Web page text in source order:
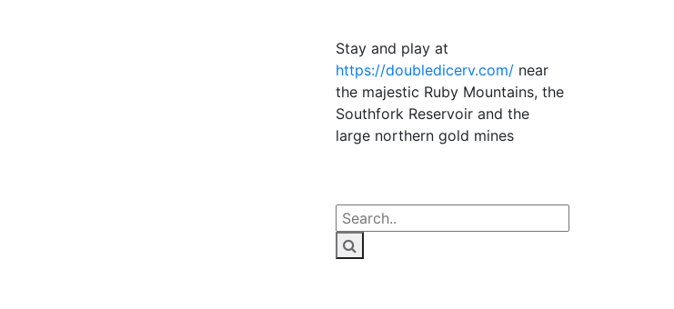
Stay and play at
https://doubledicerv.com/ near
the majestic Ruby Mountains, the
Southfork Reservoir and the
large northern gold mines